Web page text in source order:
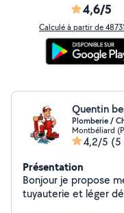
4,6/5
Calculé à partir de
Quentin
Plomberie /
Montbéliard
4,2/5 (5
Présentation
Bonjour je propose
tuyauterie et léger